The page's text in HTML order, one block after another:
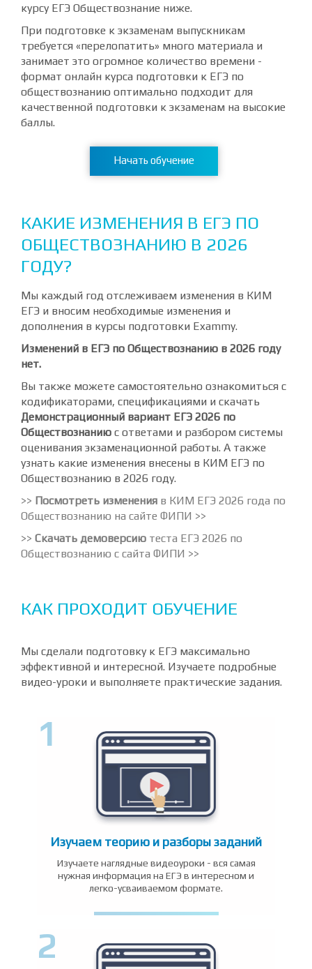
курсу ЕГЭ Обществознание ниже.
При подготовке к экзаменам выпускникам
требуется «перелопатить» много материала и
занимает это огромное количество времени -
формат онлайн курса подготовки к ЕГЭ по
обществознанию оптимально подходит для
качественной подготовки к экзаменам на высокие
баллы.
Начать обучение
КАКИЕ ИЗМЕНЕНИЯ В ЕГЭ ПО
ОБЩЕСТВОЗНАНИЮ В 2026
ГОДУ?
Мы каждый год отслеживаем изменения в КИМ
ЕГЭ и вносим необходимые изменения и
дополнения в курсы подготовки Exammy.
Изменений в ЕГЭ по Обществознанию в 2026 году
нет.
Вы также можете самостоятельно ознакомиться с
кодификаторами, спецификациями и скачать
Демонстрационный вариант ЕГЭ 2026 по
Обществознанию с ответами и разбором системы
оценивания экзаменационной работы. А также
узнать какие изменения внесены в КИМ ЕГЭ по
Обществознанию в 2026 году.
>> Посмотреть изменения в КИМ ЕГЭ 2026 года по
Обществознанию на сайте ФИПИ >>
>> Скачать демоверсию теста ЕГЭ 2026 по
Обществознанию с сайта ФИПИ >>
КАК ПРОХОДИТ ОБУЧЕНИЕ
Мы сделали подготовку к ЕГЭ максимально
эффективной и интересной. Изучаете подробные
видео-уроки и выполняете практические задания.
1
Изучаем теорию и разборы заданий
Изучаете наглядные видеоуроки - вся самая
нужная информация на ЕГЭ в интересном и
легко-усваиваемом формате.
2